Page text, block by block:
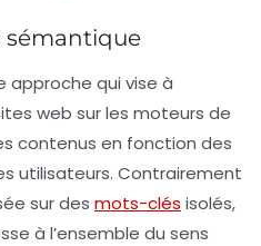
sémantique
approche qui vise à
web sur les moteurs de
contenus en fonction des
utilisateurs. Contrairement
sur des mots-clés isolés,
à l’ensemble du sens